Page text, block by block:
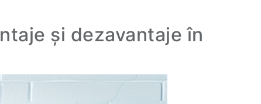
și dezavantaje în